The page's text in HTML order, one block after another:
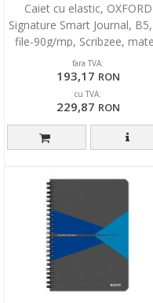
Caiet cu elastic, OXFORD
Signature Smart Journal,
file-90g/mp, Scribzee,
classic color
fara TVA:
193,17 RON
cu TVA:
229,87 RON